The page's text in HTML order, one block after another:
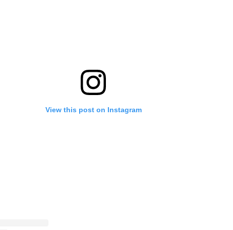
View this post on Instagram